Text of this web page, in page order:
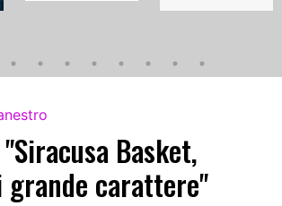
Basket,
carattere"